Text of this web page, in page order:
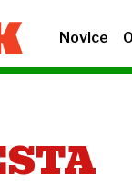
Novice